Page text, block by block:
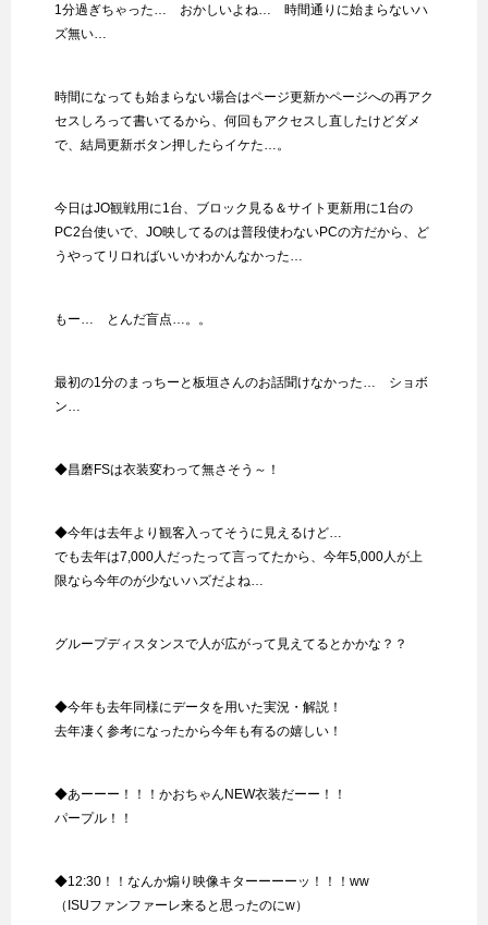
1分過ぎちゃった… おかしいよね… 時間通りに始まらないハ
ズ無い…
時間になっても始まらない場合はページ更新かページへの再アク
セスしろって書いてるから、何回もアクセスし直したけどダメ
で、結局更新ボタン押したらイケた…。
今日はJO観戦用に1台、ブロック見る＆サイト更新用に1台の
PC2台使いで、JO映してるのは普段使わないPCの方だから、ど
うやってリロればいいかわかんなかった…
もー… とんだ盲点…。。
最初の1分のまっちーと板垣さんのお話聞けなかった… ショボ
ン…
◆昌磨FSは衣装変わって無さそう～！
◆今年は去年より観客入ってそうに見えるけど…
でも去年は7,000人だったって言ってたから、今年5,000人が上
限なら今年のが少ないハズだよね…
グループディスタンスで人が広がって見えてるとかかな？？
◆今年も去年同様にデータを用いた実況・解説！
去年凄く参考になったから今年も有るの嬉しい！
◆あーーー！！！かおちゃんNEW衣装だーー！！
パープル！！
◆12:30！！なんか煽り映像キターーーーッ！！！ww
（ISUファンファーレ来ると思ったのにw）